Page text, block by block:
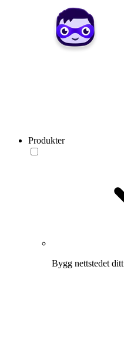
Produkter
Bygg nettstedet ditt